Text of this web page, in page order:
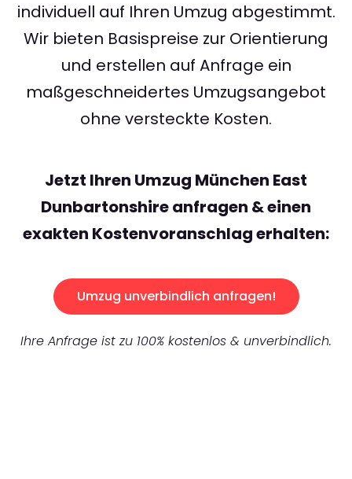
individuell auf Ihren Umzug abgestimmt.
Wir bieten Basispreise zur Orientierung
und erstellen auf Anfrage ein
maßgeschneidertes Umzugsangebot
ohne versteckte Kosten.
Jetzt Ihren Umzug München East
Dunbartonshire anfragen & einen
exakten Kostenvoranschlag erhalten:
Umzug unverbindlich anfragen!
Ihre Anfrage ist zu 100% kostenlos & unverbindlich.